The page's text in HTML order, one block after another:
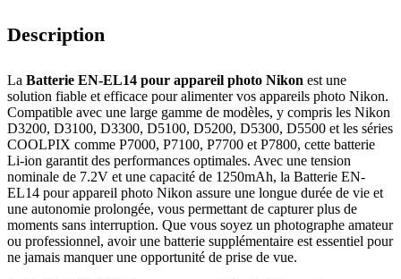
Description
La Batterie EN-EL14 pour appareil photo Nikon est une
solution fiable et efficace pour alimenter vos appareils photo Nikon.
Compatible avec une large gamme de modèles, y compris les Nikon
D3200, D3100, D3300, D5100, D5200, D5300, D5500 et les séries
COOLPIX comme P7000, P7100, P7700 et P7800, cette batterie
Li-ion garantit des performances optimales. Avec une tension
nominale de 7.2V et une capacité de 1250mAh, la Batterie EN-
EL14 pour appareil photo Nikon assure une longue durée de vie et
une autonomie prolongée, vous permettant de capturer plus de
moments sans interruption. Que vous soyez un photographe amateur
ou professionnel, avoir une batterie supplémentaire est essentiel pour
ne jamais manquer une opportunité de prise de vue.